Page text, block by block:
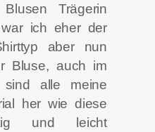
Trägerin
ich eher der
aber nun
Bluse, auch im
sind alle meine
her wie diese
und leicht